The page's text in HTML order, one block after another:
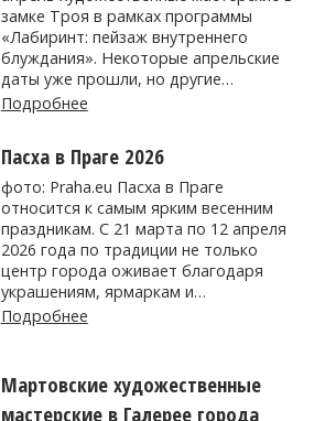
замке Троя в рамках программы
«Лабиринт: пейзаж внутреннего
блуждания». Некоторые апрельские
даты уже прошли, но другие…
Подробнее
Пасха в Праге 2026
фото: Praha.eu Пасха в Праге
относится к самым ярким весенним
праздникам. С 21 марта по 12 апреля
2026 года по традиции не только
центр города оживает благодаря
украшениям, ярмаркам и…
Подробнее
Мартовские художественные
мастерские в Галерее города